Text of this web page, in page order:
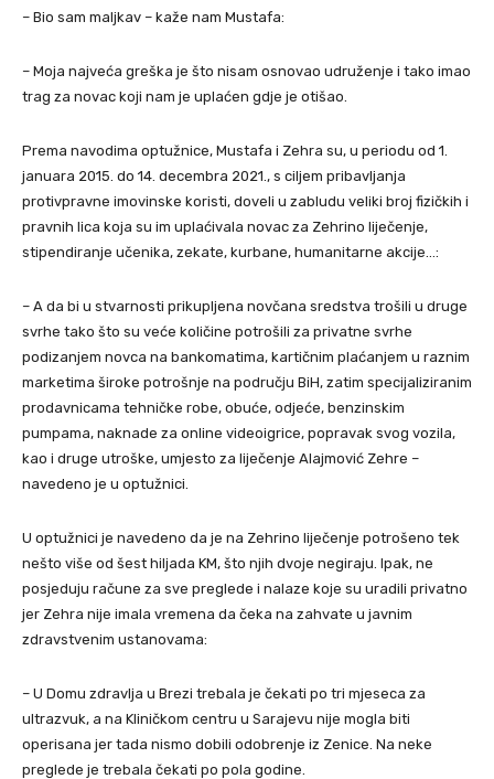
– Bio sam maljkav – kaže nam Mustafa:
– Moja najveća greška je što nisam osnovao udruženje i tako imao
trag za novac koji nam je uplaćen gdje je otišao.
Prema navodima optužnice, Mustafa i Zehra su, u periodu od 1.
januara 2015. do 14. decembra 2021., s ciljem pribavljanja
protivpravne imovinske koristi, doveli u zabludu veliki broj fizičkih i
pravnih lica koja su im uplaćivala novac za Zehrino liječenje,
stipendiranje učenika, zekate, kurbane, humanitarne akcije…:
– A da bi u stvarnosti prikupljena novčana sredstva trošili u druge
svrhe tako što su veće količine potrošili za privatne svrhe
podizanjem novca na bankomatima, kartičnim plaćanjem u raznim
marketima široke potrošnje na području BiH, zatim specijaliziranim
prodavnicama tehničke robe, obuće, odjeće, benzinskim
pumpama, naknade za online videoigrice, popravak svog vozila,
kao i druge utroške, umjesto za liječenje Alajmović Zehre –
navedeno je u optužnici.
U optužnici je navedeno da je na Zehrino liječenje potrošeno tek
nešto više od šest hiljada KM, što njih dvoje negiraju. Ipak, ne
posjeduju račune za sve preglede i nalaze koje su uradili privatno
jer Zehra nije imala vremena da čeka na zahvate u javnim
zdravstvenim ustanovama:
– U Domu zdravlja u Brezi trebala je čekati po tri mjeseca za
ultrazvuk, a na Kliničkom centru u Sarajevu nije mogla biti
operisana jer tada nismo dobili odobrenje iz Zenice. Na neke
preglede je trebala čekati po pola godine.